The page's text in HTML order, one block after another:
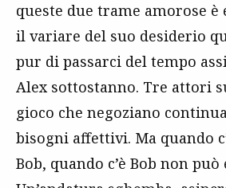
queste due trame amorose è
il variare del suo desiderio
pur di passarci del tempo
Alex sottostanno. Tre attori
gioco che negoziano
bisogni affettivi. Ma quando
Bob, quando c’è Bob non